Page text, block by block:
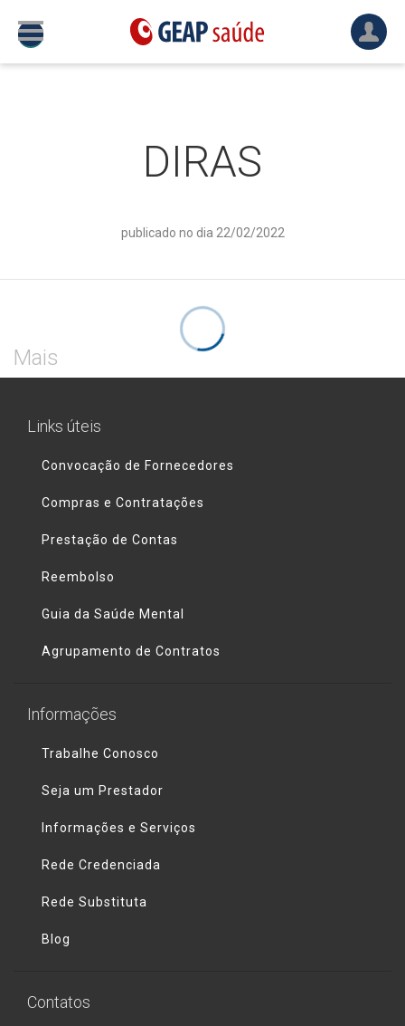
DIRAS
publicado no dia 22/02/2022
Mais
Links úteis
Convocação de Fornecedores
Compras e Contratações
Prestação de Contas
Reembolso
Guia da Saúde Mental
Agrupamento de Contratos
Informações
Trabalhe Conosco
Seja um Prestador
Informações e Serviços
Rede Credenciada
Rede Substituta
Blog
Contatos